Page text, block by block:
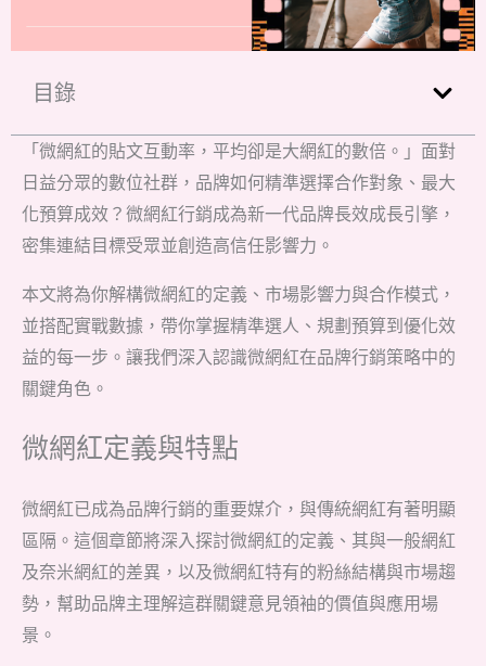
目錄
「微網紅的貼文互動率，平均卻是大網紅的數倍。」面對
日益分眾的數位社群，品牌如何精準選擇合作對象、最大
化預算成效？微網紅行銷成為新一代品牌長效成長引擎，
密集連結目標受眾並創造高信任影響力。
本文將為你解構微網紅的定義、市場影響力與合作模式，
並搭配實戰數據，帶你掌握精準選人、規劃預算到優化效
益的每一步。讓我們深入認識微網紅在品牌行銷策略中的
關鍵角色。
微網紅定義與特點
微網紅已成為品牌行銷的重要媒介，與傳統網紅有著明顯
區隔。這個章節將深入探討微網紅的定義、其與一般網紅
及奈米網紅的差異，以及微網紅特有的粉絲結構與市場趨
勢，幫助品牌主理解這群關鍵意見領袖的價值與應用場
景。